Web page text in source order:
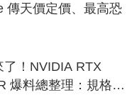
傳天價定價、最高恐
了！NVIDIA RTX
爆料總整理：規格、